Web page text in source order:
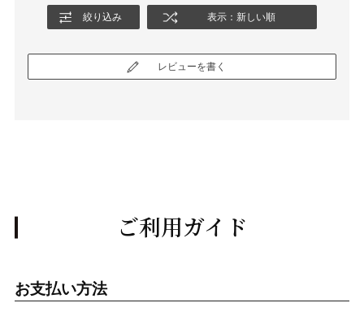
絞り込み 表示：新しい順
レビューを書く
ご利用ガイド
お支払い方法